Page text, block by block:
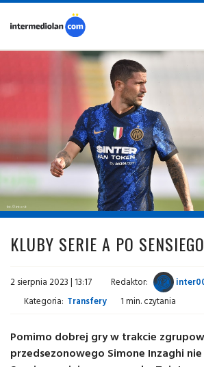
fot. © inter.it
KLUBY SERIE A PO SENSIEGO
2 sierpnia 2023 | 13:17 Redaktor:
Kategoria: Transfery 1 min. czytania
Pomimo dobrej gry w trakcie
przedsezonowego Simone Inzaghi